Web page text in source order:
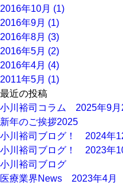
2016年10月 (1)
2016年9月 (1)
2016年8月 (3)
2016年5月 (2)
2016年4月 (4)
2011年5月 (1)
最近の投稿
小川裕司コラム 2025年9月
新年のご挨拶2025
小川裕司ブログ！ 2024年
小川裕司ブログ！ 2023年
小川裕司ブログ
医療業界News 2023年4月